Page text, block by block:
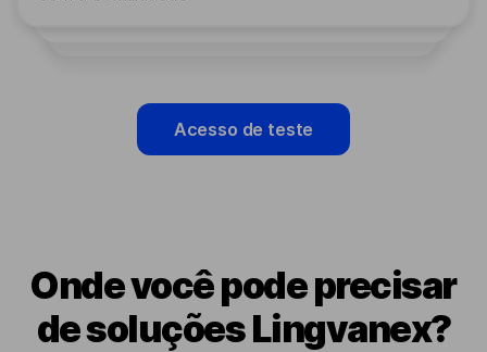
Acesso de teste
Onde você pode precisar
de soluções Lingvanex?